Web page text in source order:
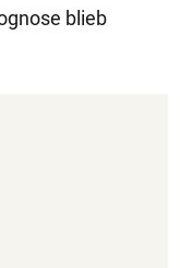
blieb